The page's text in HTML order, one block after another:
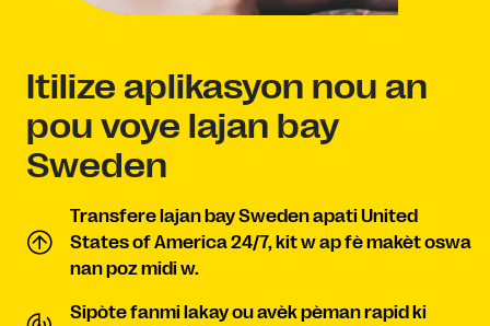
Itilize aplikasyon nou an
pou voye lajan bay
Sweden
Transfere lajan bay Sweden apati United
States of America 24/7, kit w ap fè makèt oswa
nan poz midi w.
Sipòte fanmi lakay ou avèk pèman rapid ki